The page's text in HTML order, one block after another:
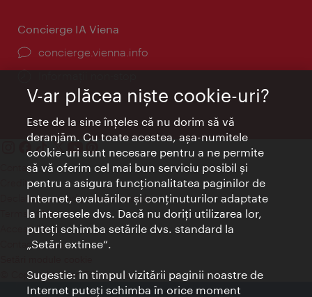
Concierge IA Viena
concierge.vienna.info
Contact
Credits
Declaraţie privind protecţia datelor
Terms of Use
Accesibilitate
Contact presa
© Copyright Wien Tourismus
V-ar plăcea nişte cookie-uri?
Este de la sine înţeles că nu dorim să vă
deranjăm. Cu toate acestea, aşa-numitele
cookie-uri sunt necesare pentru a ne permite
să vă oferim cel mai bun serviciu posibil şi
pentru a asigura funcţionalitatea paginilor de
Internet, evaluărilor şi conţinuturilor adaptate
la interesele dvs. Dacă nu doriţi utilizarea lor,
puteţi schimba setările dvs. standard la
„Setări extinse“.
Sugestie: în timpul vizitării paginii noastre de
Internet puteţi schimba în orice moment